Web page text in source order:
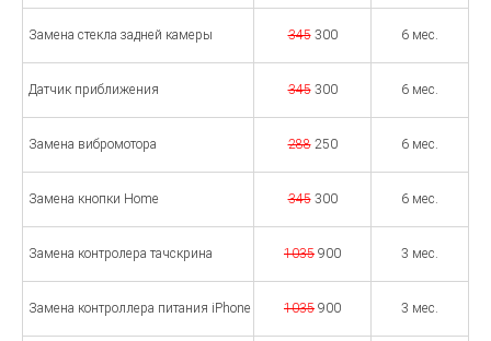
Замена стекла задней камеры 345300 6 мес.
Датчик приближения 345300 6 мес.
Замена вибромотора 288250 6 мес.
Замена кнопки Home 345300 6 мес.
Замена контролера тачскрина 1035 900 3 мес.
Замена контроллера питания iPhone 1035 900 3 мес.